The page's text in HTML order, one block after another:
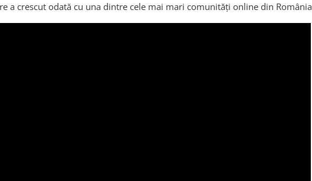
a crescut odată cu una dintre cele mai mari comunități online din